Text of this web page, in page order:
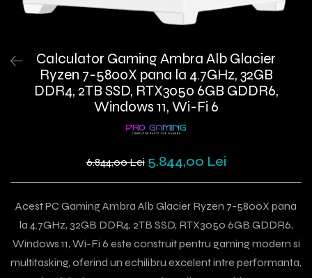
Calculator Gaming Ambra Alb Glacier
Ryzen 7-5800X pana la 4.7GHz, 32GB
DDR4, 2TB SSD, RTX3050 6GB GDDR6,
Windows 11, Wi-Fi 6
6.844,00 Lei 5.844,00 Lei
Acest PC Gaming Ambra Alb Glacier Ryzen 7-5800X pana
la 4.7GHz, 32GB DDR4, 2TB SSD, RTX3050 6GB GDDR6,
Windows 11, Wi-Fi 6 este construit pentru gaming modern si
multitasking, oferind un echilibru excelent intre performanta,